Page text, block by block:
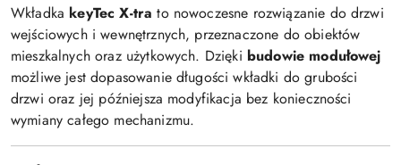
Wkładka keyTec X-tra to nowoczesne rozwiązanie do drzwi
wejściowych i wewnętrznych, przeznaczone do obiektów
mieszkalnych oraz użytkowych. Dzięki budowie modułowej
możliwe jest dopasowanie długości wkładki do grubości
drzwi oraz jej późniejsza modyfikacja bez konieczności
wymiany całego mechanizmu.